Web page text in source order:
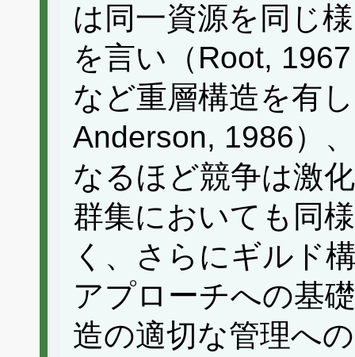
は同一資源を同じ
を言い（Root,
など重層構造を有
Anderson, 1986）
なるほど競争は激
群集においても同
く、さらにギルド
アプローチへの基
造の適切な管理へ